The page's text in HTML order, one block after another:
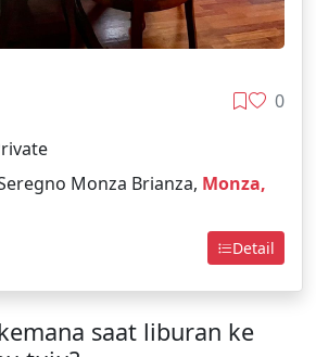
0
Monza Brianza, Monza,
Detail
saat liburan ke